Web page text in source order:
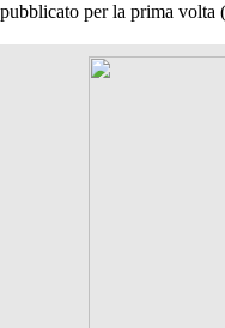
per la prima volta